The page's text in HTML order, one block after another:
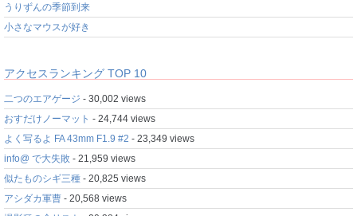
うりずんの季節到来
小さなマウスが好き
アクセスランキング TOP 10
二つのエアゲージ - 30,002 views
おすだけノーマット - 24,744 views
よく写るよ FA 43mm F1.9 #2 - 23,349 views
info@ で大失敗 - 21,959 views
似たものシギ三種 - 20,825 views
アシダカ軍曹 - 20,568 views